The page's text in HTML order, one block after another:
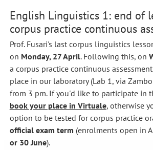
English Linguistics 1: end of
corpus practice continuous
Prof. Fusari's last corpus linguistics
on Monday, 27 April. Following this, on
a corpus practice continuous
place in our laboratory (Lab 1, via
from 3 pm. If you'd like to participate in
book your place in Virtuale, otherwise
option to be tested for corpus practice
official exam term (enrolments open in
or 30 June).